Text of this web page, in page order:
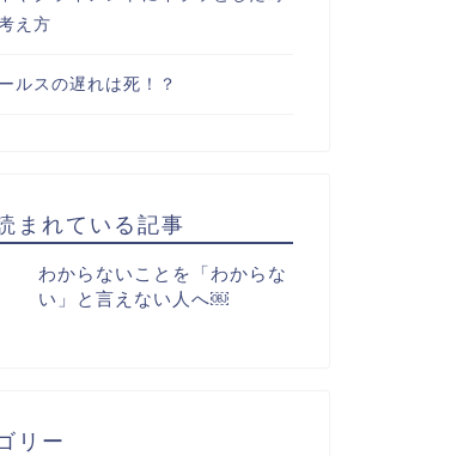
え方
ルスの遅れは死！？
まれている記事
わからないことを「わからな
い」と言えない人へ￼
リー